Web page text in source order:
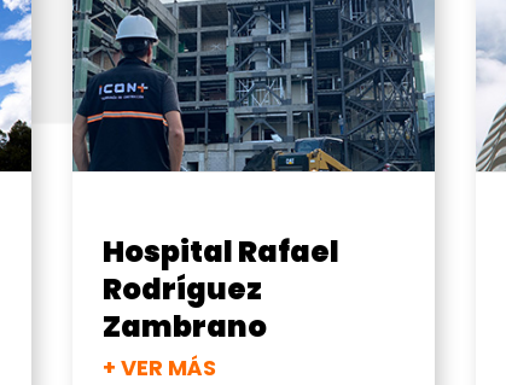
Edificio Kyria
+ VER MÁS